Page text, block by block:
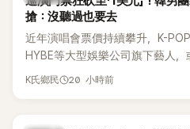
搶：沒聽過也要去
近年演唱會票價持續攀升，K-
HYBE等大型娛樂公司旗下藝人
司，偶爾都會引發粉絲對票價過
K氏鄉民 20 小時前